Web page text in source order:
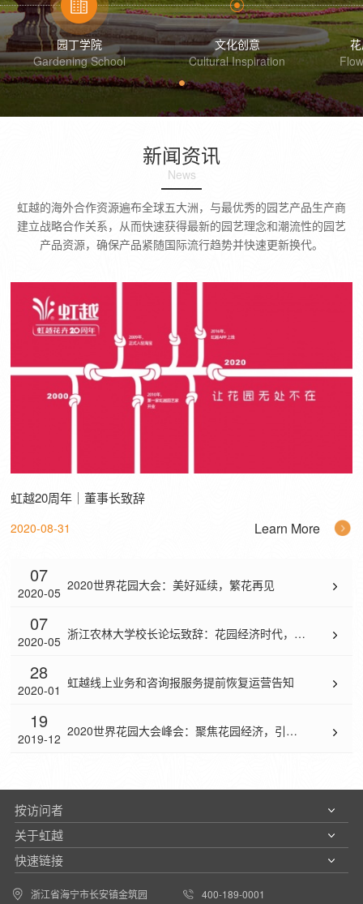
园丁学院
Gardening School
文化创意
Cultural Inspiration
新闻资讯
News
虹越的海外合作资源遍布全球五大洲，与最优秀的园艺产品生产商
建立战略合作关系，从而快速获得最新的园艺理念和潮流性的园艺
产品资源，确保产品紧随国际流行趋势并快速更新换代。
虹越20周年｜董事长致辞
2020-08-31 Learn More
07
2020-05 2020世界花园大会：美好延续，繁花再见
07
2020-05 浙江农林大学校长论坛致辞：花园经济时代，携
28
2020-01 虹越线上业务和咨询报服务提前恢复运营告知
19
2019-12 2020世界花园大会峰会：聚焦花园经济，引领
按访问者
关于虹越
快速链接
浙江省海宁市长安镇金筑园 400-189-0001